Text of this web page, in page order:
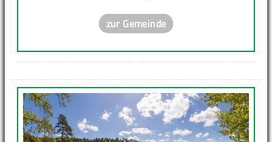
zur Gemeinde